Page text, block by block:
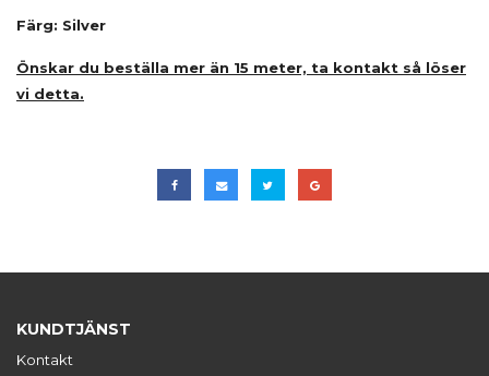
Färg: Silver
Önskar du beställa mer än 15 meter, ta kontakt så löser
vi detta.
KUNDTJÄNST
Kontakt